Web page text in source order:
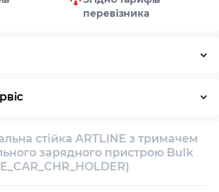
перевізника
центр Технічна підтримка
стійка ARTLINE з тримачем
зарядного пристрою Bulk